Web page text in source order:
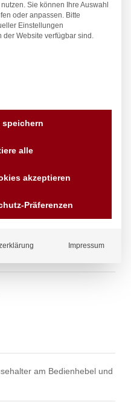
Garnitur 1/2″
am Bedienhebel und
Sie können Ihre Auswahl
oder anpassen. Bitte
Einstellungen
Website verfügbar sind.
für die eine
alle
akzeptieren
Präferenzen
Impressum